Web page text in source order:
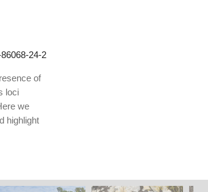
24-2
of
loci
we
highlight